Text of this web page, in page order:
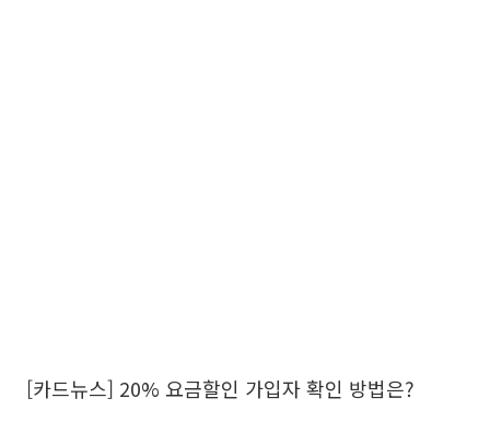
[카드뉴스] 20% 요금할인 가입자 확인 방법은?